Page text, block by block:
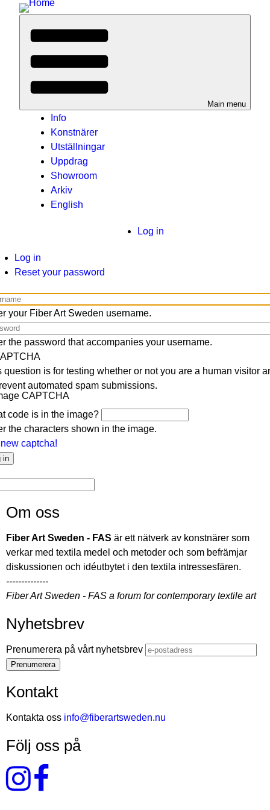
Main menu
Info
Konstnärer
Utställningar
Uppdrag
Showroom
Arkiv
English
UserLog in
Log in
tab)
Reset your password
your Fiber Art Sweden username.
the password that accompanies your username.
question is for testing whether or not you are a human visitor
automated spam submissions.
code is in the image?
the characters shown in the image.
captcha!
Om oss
Fiber Art Sweden - FAS är ett nätverk av konstnärer som
verkar med textila medel och metoder och som befrämjar
diskussionen och idéutbytet i den textila intressesfären.
--------------
Fiber Art Sweden - FAS a forum for contemporary textile art
Nyhetsbrev
Prenumerera på vårt nyhetsbrev
Kontakt
Kontakta oss info@fiberartsweden.nu
Följ oss på